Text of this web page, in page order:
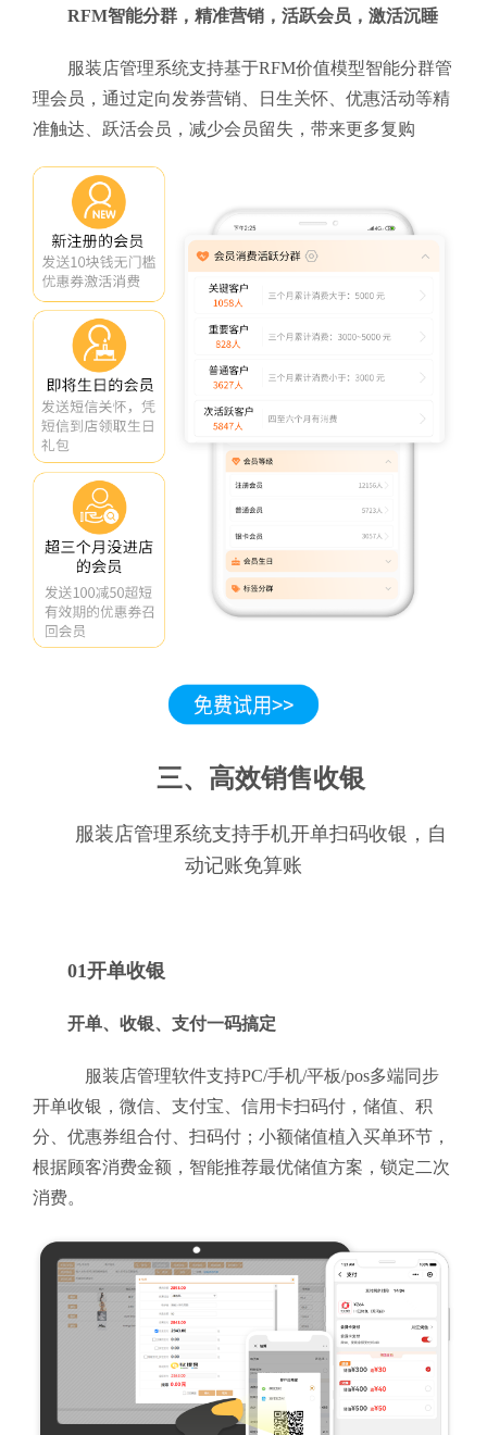
RFM智能分群，精准营销，活跃会员，激活沉睡
服装店管理系统支持基于RFM价值模型智能分群管
理会员，通过定向发券营销、日生关怀、优惠活动等精
准触达、跃活会员，减少会员留失，带来更多复购
三、高效销售收银
服装店管理系统支持手机开单扫码收银，自
动记账免算账
01开单收银
开单、收银、支付一码搞定
服装店管理软件支持PC/手机/平板/pos多端同步
开单收银，微信、支付宝、信用卡扫码付，储值、积
分、优惠券组合付、扫码付；小额储值植入买单环节，
根据顾客消费金额，智能推荐最优储值方案，锁定二次
消费。